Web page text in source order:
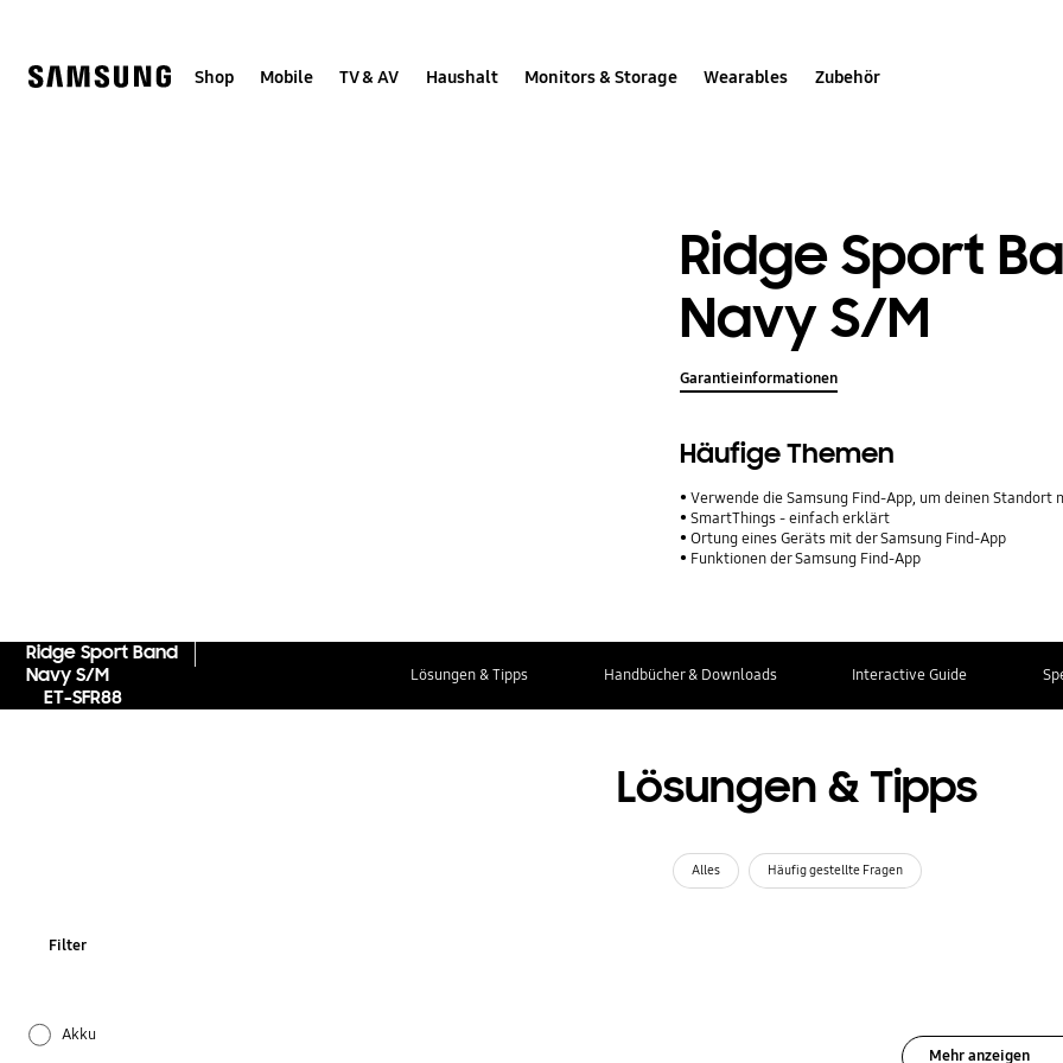
Shop Mobile TV & AV Haushalt Monitors & Storage Wearables Zubehör
Ridge Sport
Navy S/M
Garantieinformationen
Häufige Themen
Verwende die Samsung Find-App, um deinen Standort mit
SmartThings - einfach erklärt
Ortung eines Geräts mit der Samsung Find-App
Funktionen der Samsung Find-App
Ridge Sport Band
Navy S/M
ET-SFR88
Lösungen & Tipps Handbücher & Downloads Interactive Guide
Lösungen & Tipps
Alles Häufig gestellte Fragen
Filter
Akku
Mehr anzeigen